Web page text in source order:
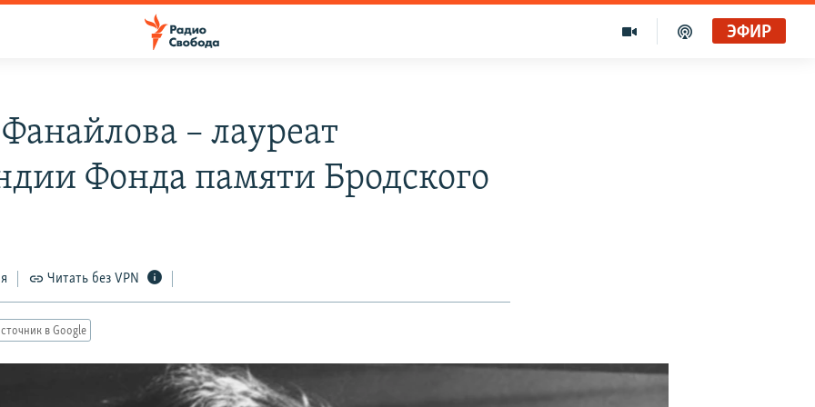
ЭФИР
– лауреат
Фонда памяти Бродского
Читать без VPN
в Google